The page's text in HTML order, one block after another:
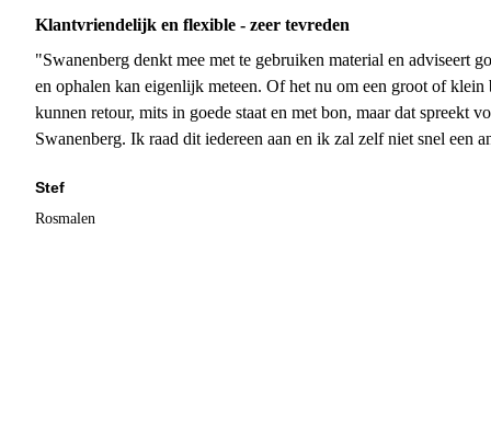
Klantvriendelijk en flexible - zeer tevreden
"Swanenberg denkt mee met te gebruiken material en adviseert
en ophalen kan eigenlijk meteen. Of het nu om een groot of
kunnen retour, mits in goede staat en met bon, maar dat spreekt
Swanenberg. Ik raad dit iedereen aan en ik zal zelf niet snel een
Stef
Rosmalen